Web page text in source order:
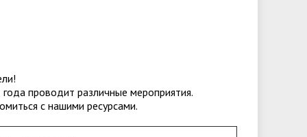
университета. Серия 3. История.
Политика. Право"
проводит различные мероприятия.
с нашими ресурсами.